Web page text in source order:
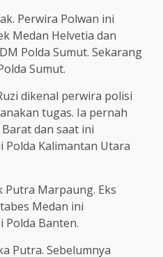
Perwira Polwan ini
Medan Helvetia dan
Polda Sumut. Sekarang
Sumut.
dikenal perwira polisi
tugas. Ia pernah
dan saat ini
Kalimantan Utara
Putra Marpaung. Eks
Medan ini
Banten.
Putra. Sebelumnya